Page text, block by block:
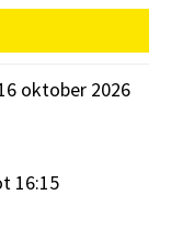
oktober 2026
16:15